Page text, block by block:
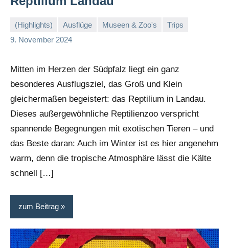
(Highlights) Ausflüge Museen & Zoo's
Trips
9. November 2024
Stephi
Keine
Mitten im Herzen der Südpfalz liegt ein ganz
besonderes Ausflugsziel, das Groß und Klein
gleichermaßen begeistert: das Reptilium in Landau.
Dieses außergewöhnliche Reptilienzoo verspricht
spannende Begegnungen mit exotischen Tieren – und
das Beste daran: Auch im Winter ist es hier angenehm
warm, denn die tropische Atmosphäre lässt die Kälte
schnell […]
zum Beitrag